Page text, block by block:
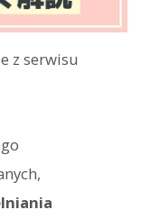
z serwisu